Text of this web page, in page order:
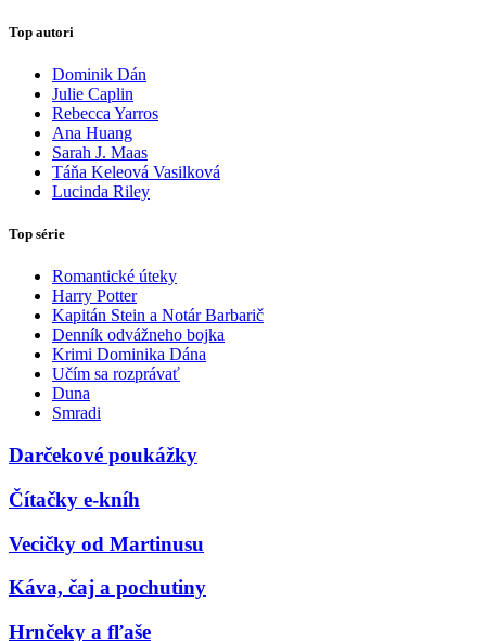
Top autori
Dominik Dán
Julie Caplin
Rebecca Yarros
Ana Huang
Sarah J. Maas
Táňa Keleová Vasilková
Lucinda Riley
Top série
Romantické úteky
Harry Potter
Kapitán Stein a Notár Barbarič
Denník odvážneho bojka
Krimi Dominika Dána
Učím sa rozprávať
Duna
Smradi
Darčekové poukážky
Čítačky e-kníh
Vecičky od Martinusu
Káva, čaj a pochutiny
Hrnčeky a fľaše